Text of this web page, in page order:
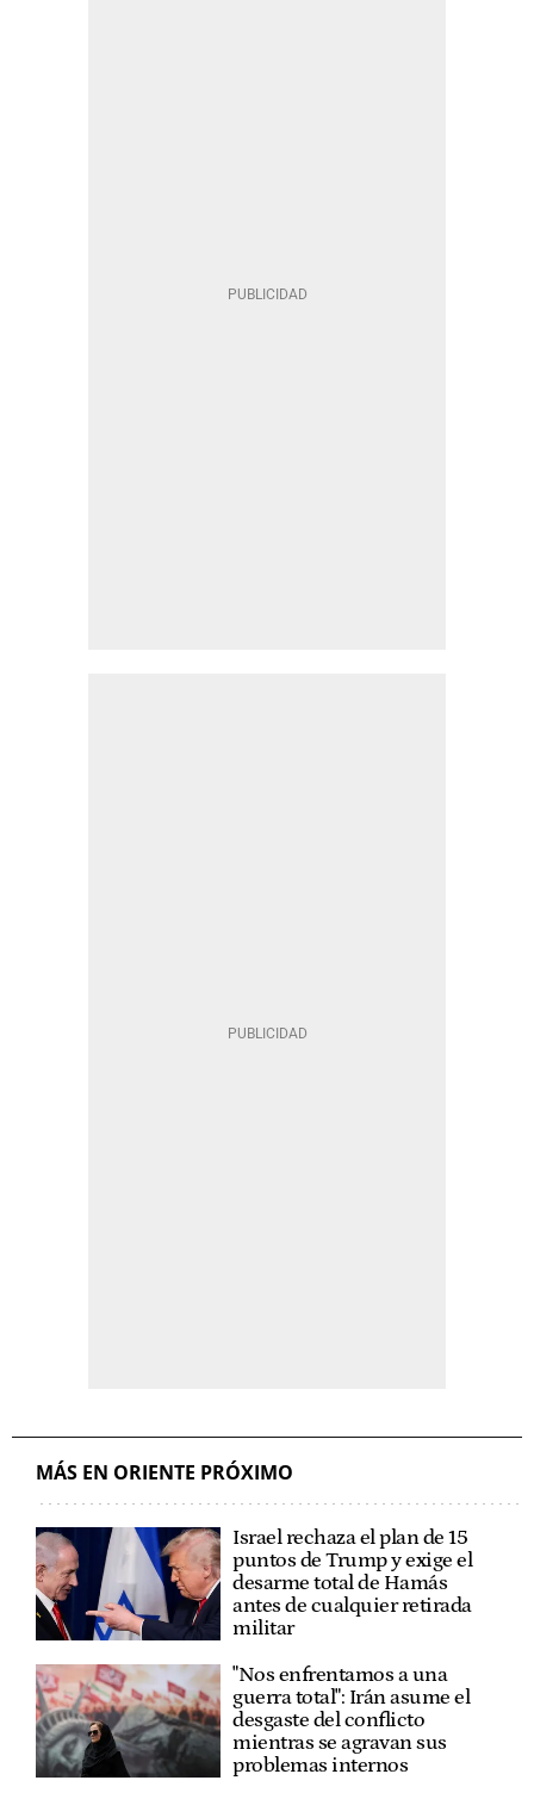
MÁS EN ORIENTE PRÓXIMO
Israel rechaza el plan de 15
puntos de Trump y exige el
desarme total de Hamás
antes de cualquier retirada
militar
"Nos enfrentamos a una
guerra total": Irán asume el
desgaste del conflicto
mientras se agravan sus
problemas internos